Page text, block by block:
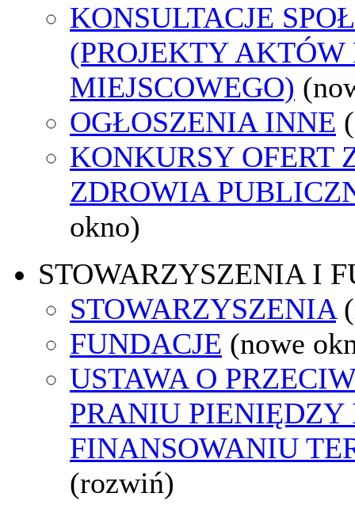
KONSULTACJE
(PROJEKTY AKTÓW
MIEJSCOWEGO)
OGŁOSZENIA INNE
KONKURSY OFERT
ZDROWIA
okno)
STOWARZYSZENIA I
STOWARZYSZENIA
FUNDACJE (nowe
USTAWA O
PRANIU PIENIĘDZY
FINANSOWANIU
(rozwiń)